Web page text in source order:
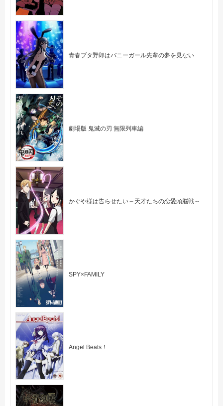
青春ブタ野郎はバニーガール先輩の夢を見ない
劇場版 鬼滅の刃 無限列車編
かぐや様は告らせたい～天才たちの恋愛頭脳戦～
SPY×FAMILY
Angel Beats！